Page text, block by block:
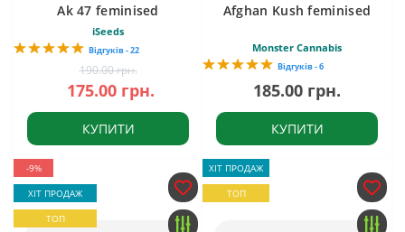
Ak 47 feminised
iSeeds
Відгуків - 22
190.00 грн.
175.00 грн.
КУПИТИ
Afghan Kush feminised
Monster Cannabis
Відгуків - 6
185.00 грн.
КУПИТИ
-9%
ХІТ ПРОДАЖ
ТОП
ХІТ ПРОДАЖ
ТОП